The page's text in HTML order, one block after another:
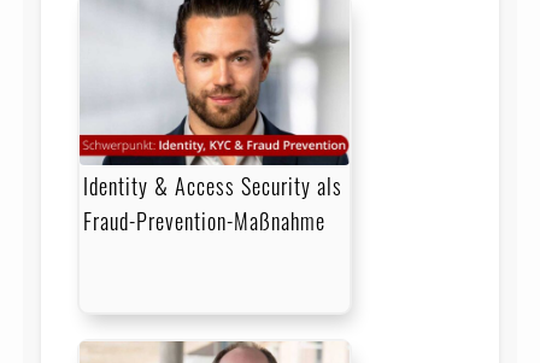
Identity & Access Security als
Fraud-Prevention-Maßnahme